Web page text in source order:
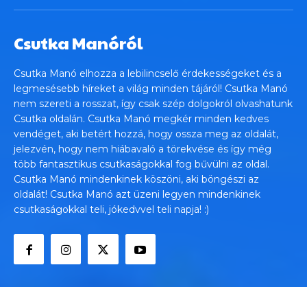
Csutka Manóról
Csutka Manó elhozza a lebilincselő érdekességeket és a
legmesésebb híreket a világ minden tájáról! Csutka Manó
nem szereti a rosszat, így csak szép dolgokról olvashatunk
Csutka oldalán. Csutka Manó megkér minden kedves
vendéget, aki betért hozzá, hogy ossza meg az oldalát,
jelezvén, hogy nem hiábavaló a törekvése és így még
több fantasztikus csutkaságokkal fog bűvülni az oldal.
Csutka Manó mindenkinek köszöni, aki böngészi az
oldalát! Csutka Manó azt üzeni legyen mindenkinek
csutkaságokkal teli, jókedvvel teli napja! :)